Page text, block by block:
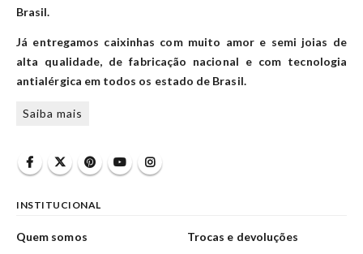
Brasil.
Já entregamos caixinhas com muito amor e semi joias de
alta qualidade, de fabricação nacional e com tecnologia
antialérgica em todos os estado de Brasil.
Saiba mais
INSTITUCIONAL
Quem somos
Trocas e devoluções